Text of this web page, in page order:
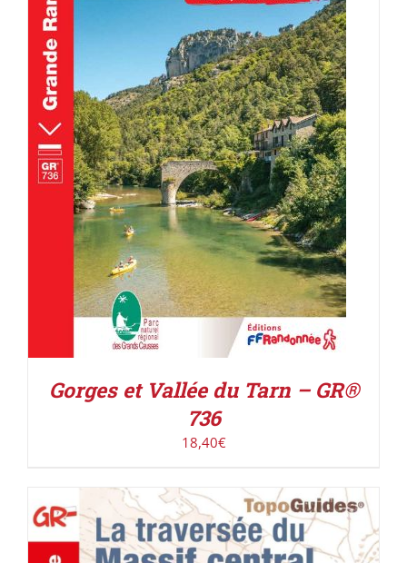
AJOUTER AU PANIER / DÉTAILS
Gorges et Vallée du Tarn – GR®
736
18,40€